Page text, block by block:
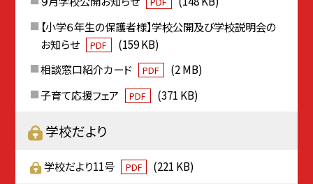
【小学６年生の保護者様】学校公開及び学校説明会の
お知らせ
PDF
(159 KB)
相談窓口紹介カード
PDF
(2 MB)
子育て応援フェア
PDF (371 KB)
学校だより
学校だより11号 PDF (221 KB)